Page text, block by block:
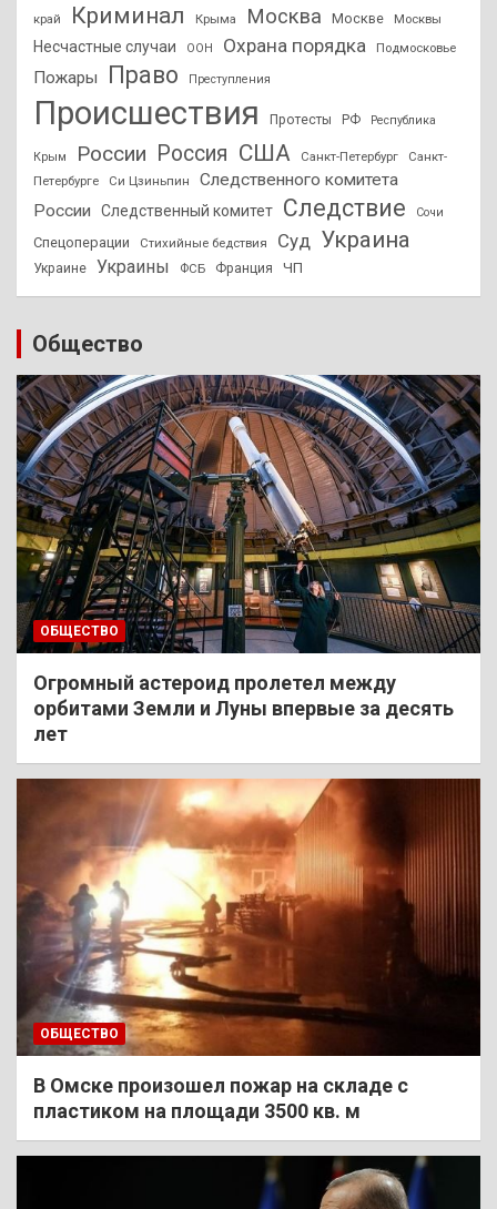
край Криминал Крыма Москва Москве Москвы
Несчастные случаи ООН Охрана порядка Подмосковье
Пожары Право Преступления
Происшествия Протесты РФ Республика
Крым России Россия США Санкт-Петербург
Санкт-
Петербурге
Си Цзиньпин
Следственного комитета
России
Следственный комитет Следствие Сочи
Спецоперации Стихийные бедствия Суд Украина
Украине Украины ФСБ Франция ЧП
Общество
ОБЩЕСТВО
Огромный астероид пролетел между
орбитами Земли и Луны впервые за десять
лет
ОБЩЕСТВО
В Омске произошел пожар на складе с
пластиком на площади 3500 кв. м